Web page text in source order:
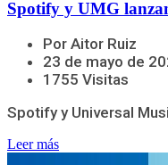
Spotify y UMG
Por Aitor Ruiz
23 de mayo de
1755 Visitas
Spotify y Universal
Leer más